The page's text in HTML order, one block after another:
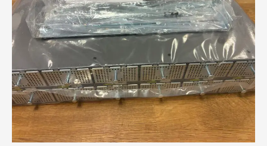
rede
Netgear
da
Galaxus
Suíça,
entregue
na
Bélgica